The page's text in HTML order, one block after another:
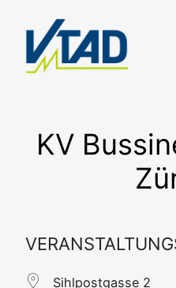
springen
KV
Sihl­post­gas­se 2